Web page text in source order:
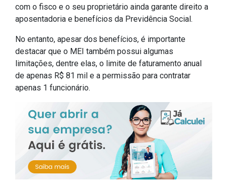
com o fisco e o seu proprietário ainda garante direito a
aposentadoria e benefícios da Previdência Social.
No entanto, apesar dos benefícios, é importante
destacar que o MEI também possui algumas
limitações, dentre elas, o limite de faturamento anual
de apenas R$ 81 mil e a permissão para contratar
apenas 1 funcionário.